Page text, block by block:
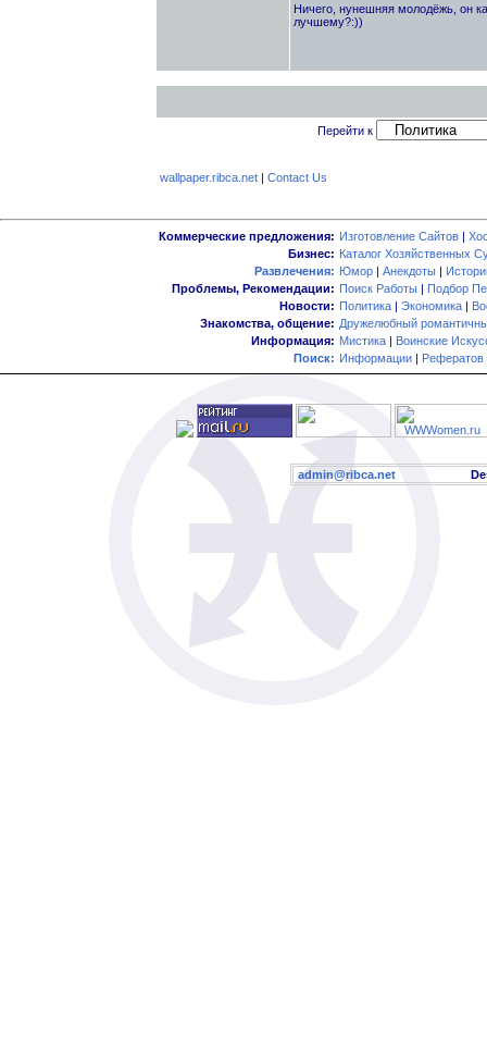
Ничего, нунешняя молодёжь, он
лучшему?:))
Перейти к
wallpaper.ribca.net| Contact Us
Коммерческие предложения: Изготовление Сайтов |
Бизнес: Каталог Хозяйственных
Развлечения: Юмор | Анекдоты |
Проблемы, Рекомендации: Поиск Работы | Подбор
Новости: Политика | Экономика |
Знакомства, общение: Дружелюбный
Информация: Мистика | Воинские
Поиск: Информации | Рефератов
admin@ribca.net